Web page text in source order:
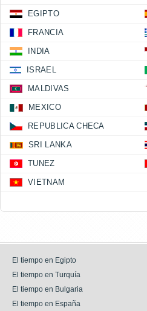
EGIPTO
FRANCIA
INDIA
ISRAEL
MALDIVAS
MEXICO
REPUBLICA CHECA
SRI LANKA
TUNEZ
VIETNAM
El tiempo en Egipto
El tiempo en Turquía
El tiempo en Bulgaria
El tiempo en España